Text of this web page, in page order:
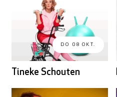
DO 08 OKT.
Tineke Schouten